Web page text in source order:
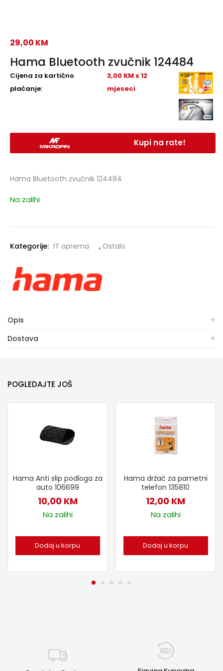
Hama Bluetooth zvučnik 124484
29,00 KM
Cijena za kartično
plaćanje:
3,00 KM x 12
mjeseci
Kupi na rate!
Hama Bluetooth zvučnik 124484
Na zalihi
Kategorije: IT oprema , Ostalo
Opis
Dostava
POGLEDAJTE JOŠ
Hama Anti slip podloga za
auto 106699
10,00 KM
Na zalihi
Dodaj u korpu
Hama držač za pametni
telefon 135810
12,00 KM
Na zalihi
Dodaj u korpu